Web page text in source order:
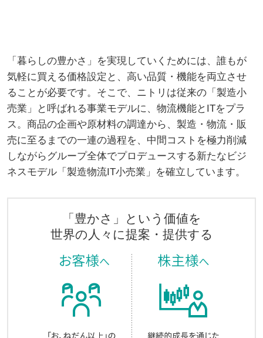
「暮らしの豊かさ」を実現していくためには、誰もが
気軽に買える価格設定と、高い品質・機能を両立させ
ることが必要です。そこで、ニトリは従来の「製造小
売業」と呼ばれる事業モデルに、物流機能とITをプラ
ス。商品の企画や原材料の調達から、製造・物流・販
売に至るまでの一連の過程を、中間コストを極力削減
しながらグループ全体でプロデュースする新たなビジ
ネスモデル「製造物流IT小売業」を確立しています。
「豊かさ」という価値を
世界の人々に提案・提供する